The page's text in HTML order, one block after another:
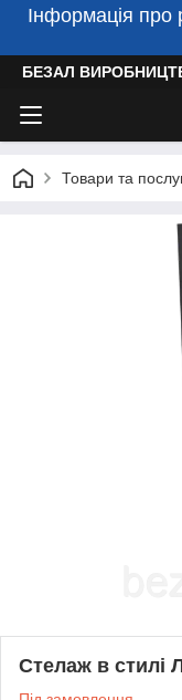
Інформація про
БЕЗАЛ
Товари та
Стелаж в стилі